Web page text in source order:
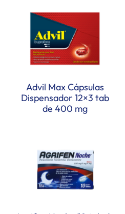
Advil Max Cápsulas
Dispensador 12×3 tab
de 400 mg